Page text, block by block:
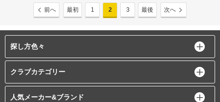
前へ 最初 1 2 3 最後 次へ
探し方色々
クラブカテゴリー
人気メーカー&ブランド